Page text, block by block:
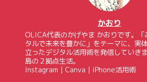
かおり
OLICA代表のかげやま かおりです。「
タルで未来を豊かに」をテーマに、実
立ったデジタル活用術を発信していき
島の２拠点生活。
Instagram｜Canva｜iPhone活用術